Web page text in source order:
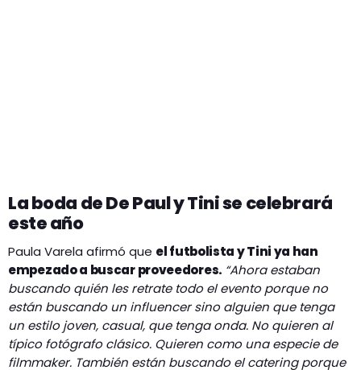
La boda de De Paul y Tini se celebrará
este año
Paula Varela afirmó que el futbolista y Tini ya han
empezado a buscar proveedores. “Ahora estaban
buscando quién les retrate todo el evento porque no
están buscando un influencer sino alguien que tenga
un estilo joven, casual, que tenga onda. No quieren al
típico fotógrafo clásico. Quieren como una especie de
filmmaker. También están buscando el catering porque